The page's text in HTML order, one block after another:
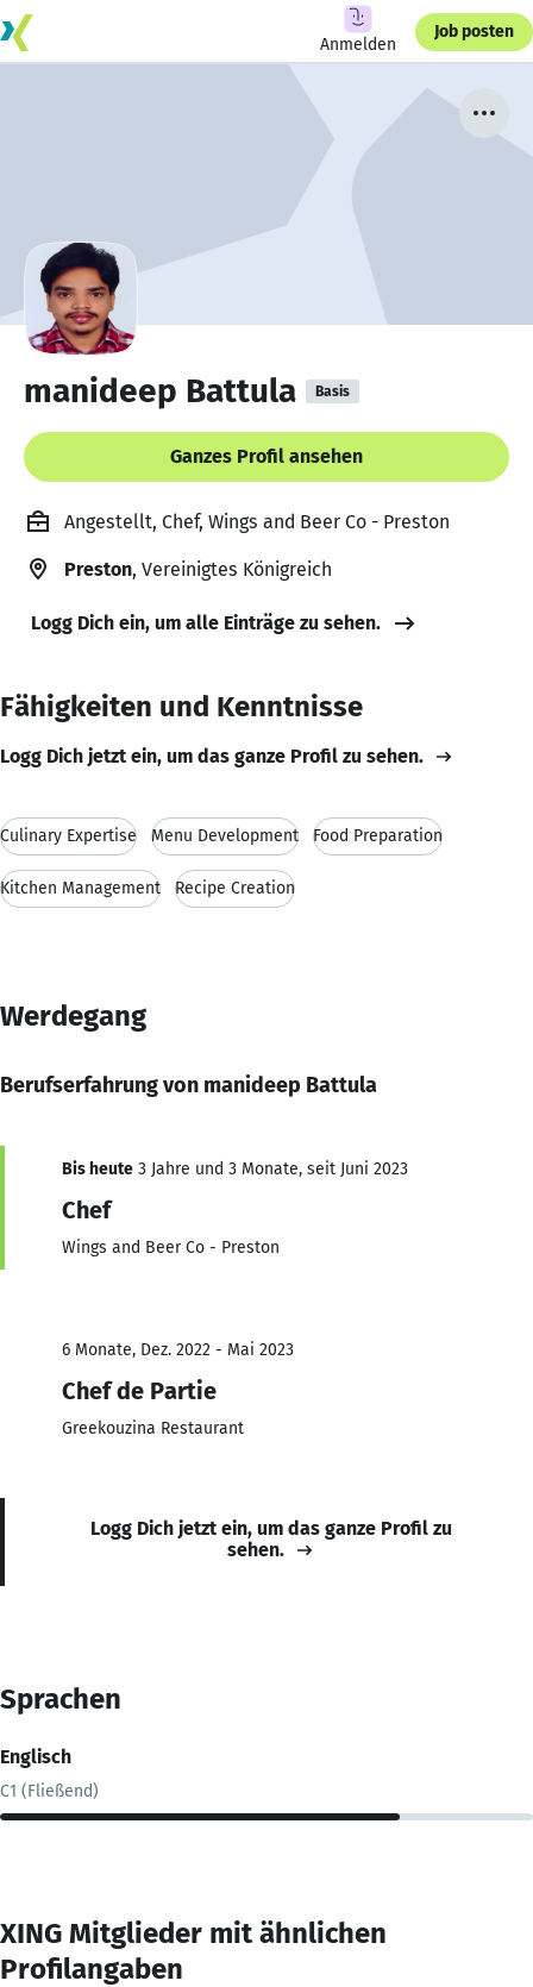
Anmelden
Job posten
manideep Battula Basis
Ganzes Profil ansehen
Angestellt, Chef, Wings and Beer Co - Preston
Preston, Vereinigtes Königreich
Logg Dich ein, um alle Einträge zu sehen.
Fähigkeiten und Kenntnisse
Logg Dich jetzt ein, um das ganze Profil zu sehen.
Culinary Expertise Menu Development Food Preparation
Kitchen Management Recipe Creation
Werdegang
Berufserfahrung von manideep Battula
Bis heute 3 Jahre und 3 Monate, seit Juni 2023
Chef
Wings and Beer Co - Preston
6 Monate, Dez. 2022 - Mai 2023
Chef de Partie
Greekouzina Restaurant
Logg Dich jetzt ein, um das ganze Profil zu
sehen.
Sprachen
Englisch
C1 (Fließend)
XING Mitglieder mit ähnlichen
Profilangaben